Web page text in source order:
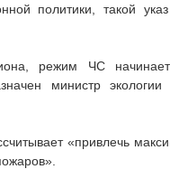
политики, такой
режим ЧС
министр
«привлечь